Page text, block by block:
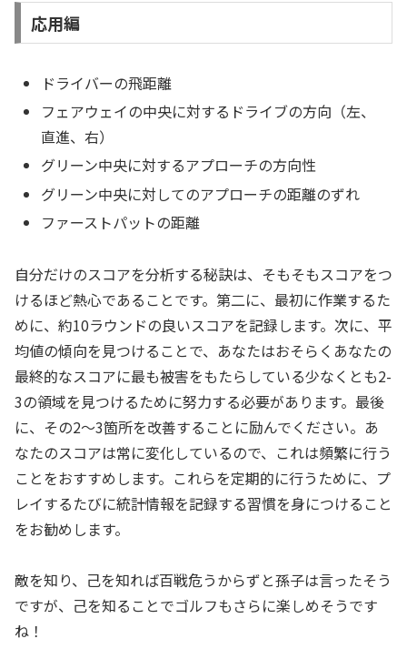
応用編
ドライバーの飛距離
フェアウェイの中央に対するドライブの方向（左、
直進、右）
グリーン中央に対するアプローチの方向性
グリーン中央に対してのアプローチの距離のずれ
ファーストパットの距離
自分だけのスコアを分析する秘訣は、そもそもスコアをつ
けるほど熱心であることです。第二に、最初に作業するた
めに、約10ラウンドの良いスコアを記録します。次に、平
均値の傾向を見つけることで、あなたはおそらくあなたの
最終的なスコアに最も被害をもたらしている少なくとも2-
3の領域を見つけるために努力する必要があります。最後
に、その2～3箇所を改善することに励んでください。あ
なたのスコアは常に変化しているので、これは頻繁に行う
ことをおすすめします。これらを定期的に行うために、プ
レイするたびに統計情報を記録する習慣を身につけること
をお勧めします。
敵を知り、己を知れば百戦危うからずと孫子は言ったそう
ですが、己を知ることでゴルフもさらに楽しめそうです
ね！